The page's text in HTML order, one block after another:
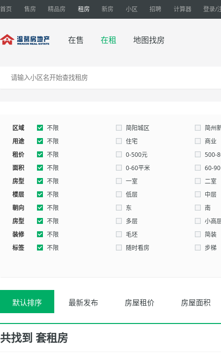
首页 售房 精品房 租房 新房 小区 招聘 计算器 登录/
在售 在租 地图找房
区域 不限 简阳城区
简州
用途
不限 住宅
商业
别墅
厂房 仓库
租价 不限 0-500元
500-
2000-3000元
3000-0元 自定
面积 不限 0-60平米
60-
160-180平米
180-200平米 200-
房型 不限 一室
二室
五室以上
楼层 不限 低层
中层
朝向
不限 东
南
西南
东北 西北
房型 不限 多层
小高
装修
不限 毛坯
简装
标签
不限 随时看房 步梯
默认排序 最新发布 房屋租价 房屋面积
共找到 套租房